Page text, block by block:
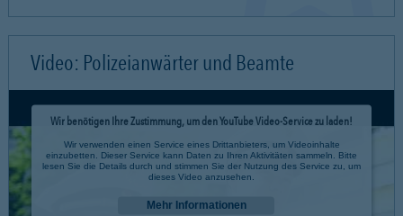
Video: Polizeianwärter und Beamte
Wir benötigen Ihre Zustimmung, um den YouTube Video-Service zu laden!
Wir verwenden einen Service eines Drittanbieters, um Videoinhalte
einzubetten. Dieser Service kann Daten zu Ihren Aktivitäten sammeln. Bitte
lesen Sie die Details durch und stimmen Sie der Nutzung des Service zu, um
dieses Video anzusehen.
Mehr Informationen